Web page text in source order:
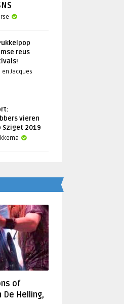
reus
en Jacques
vieren
Sziget 2019
of
De Helling,